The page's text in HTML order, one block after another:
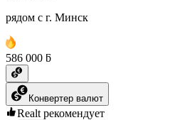
рядом с г. Минск
586 000 ƃ
Конвертер валют
Realt рекомендует